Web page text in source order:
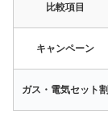
比較項目
キャンペーン
ガス・電気セット割